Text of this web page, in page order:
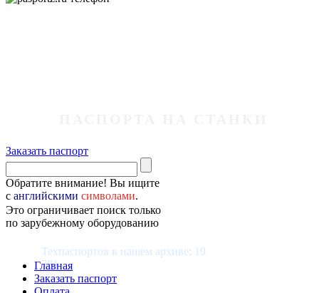
Заказать паспорт
Обратите внимание! Вы ищите
с английскими символами.
Это ограничивает поиск только
по зарубежному оборудованию
Техпаспортов в нашем архиве: 19
781
Главная
Заказать паспорт